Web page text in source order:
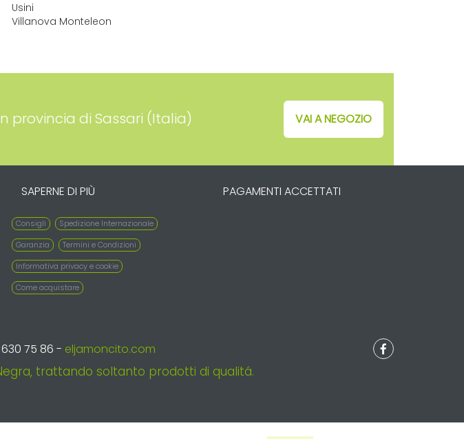
Usini
Villanova Monteleon
VAI A NEGOZIO
provincia di Sassari (Italia)
SAPERNE DI PIÙ
Consigli
Spedizione Internazionale
Garanzia
Termini e Condizioni
Informativa privacy e cookie
Come acquistare
PAGAMENTI ACCETTATI
630 75 86 - eljamoncito.com
trattando soltanto prodotti di qualitá.